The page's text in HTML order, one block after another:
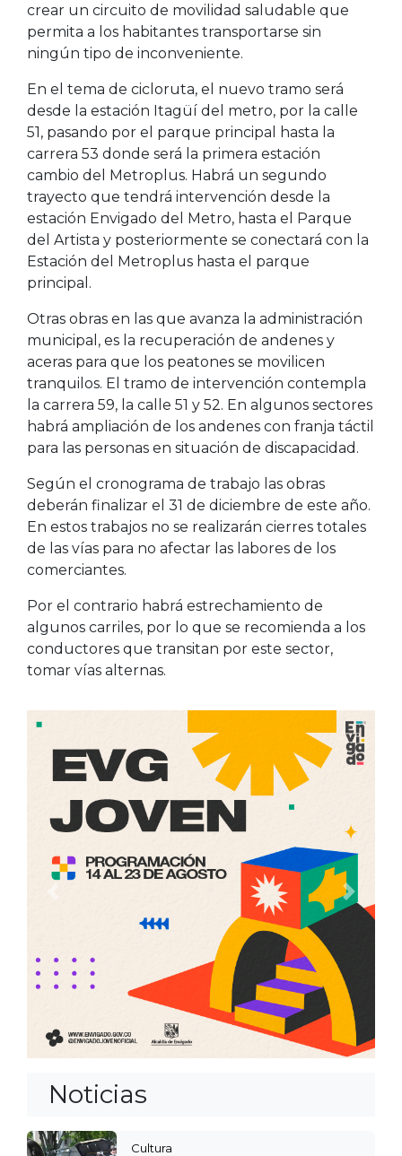
crear un circuito de movilidad saludable que
permita a los habitantes transportarse sin
ningún tipo de inconveniente.
En el tema de cicloruta, el nuevo tramo será
desde la estación Itagüí del metro, por la calle
51, pasando por el parque principal hasta la
carrera 53 donde será la primera estación
cambio del Metroplus. Habrá un segundo
trayecto que tendrá intervención desde la
estación Envigado del Metro, hasta el Parque
del Artista y posteriormente se conectará con la
Estación del Metroplus hasta el parque
principal.
Otras obras en las que avanza la administración
municipal, es la recuperación de andenes y
aceras para que los peatones se movilicen
tranquilos. El tramo de intervención contempla
la carrera 59, la calle 51 y 52. En algunos sectores
habrá ampliación de los andenes con franja táctil
para las personas en situación de discapacidad.
Según el cronograma de trabajo las obras
deberán finalizar el 31 de diciembre de este año.
En estos trabajos no se realizarán cierres totales
de las vías para no afectar las labores de los
comerciantes.
Por el contrario habrá estrechamiento de
algunos carriles, por lo que se recomienda a los
conductores que transitan por este sector,
tomar vías alternas.
Noticias
Cultura